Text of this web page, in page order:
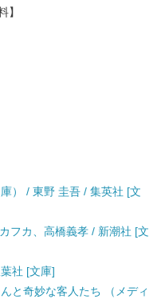
】
） / 東野 圭吾 / 集英社 [文
フカ、高橋義孝 / 新潮社 [文
社 [文庫]
と奇妙な客人たち （メディ